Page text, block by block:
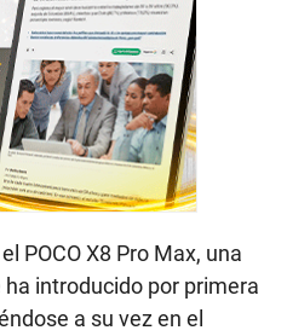
POCO X8 Pro Max, una
introducido por primera
a su vez en el